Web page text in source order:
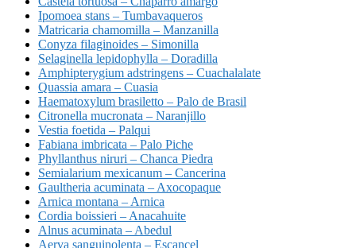
Ipomoea stans – Tumbavaqueros
Matricaria chamomilla – Manzanilla
Conyza filaginoides – Simonilla
Selaginella lepidophylla – Doradilla
Amphipterygium adstringens – Cuachalalate
Quassia amara – Cuasia
Haematoxylum brasiletto – Palo de Brasil
Citronella mucronata – Naranjillo
Vestia foetida – Palqui
Fabiana imbricata – Palo Piche
Phyllanthus niruri – Chanca Piedra
Semialarium mexicanum – Cancerina
Gaultheria acuminata – Axocopaque
Arnica montana – Arnica
Cordia boissieri – Anacahuite
Alnus acuminata – Abedul
Aerva sanguinolenta – Escancel